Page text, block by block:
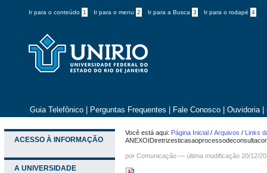
Ir para o conteúdo 1 Ir para o menu 2 Ir para a Busca 3 Ir para o rodapé 4
Guia Telefônico Perguntas Frequentes Fale Conosco Ouvidoria
ACESSO À INFORMAÇÃO
A UNIVERSIDADE
Você está aqui: Página Inicial /Arquivos / Links
porComunicação —última modificação 20/12/